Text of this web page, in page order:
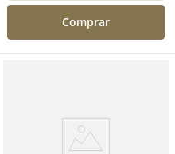
Comprar